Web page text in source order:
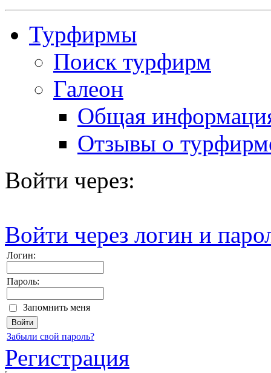
Турфирмы
Поиск турфирм
Галеон
Общая
Отзывы о
Войти через:
Войти через логин и
Логин:
Пароль:
Запомнить меня
Забыли свой пароль?
Регистрация